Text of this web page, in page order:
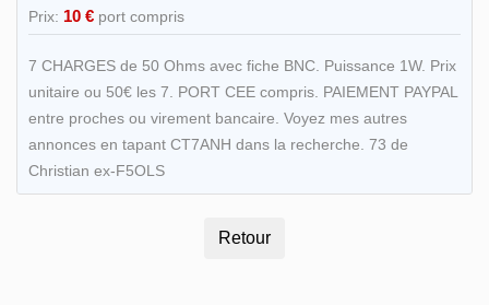
Prix: 10 € port compris
7 CHARGES de 50 Ohms avec fiche BNC. Puissance 1W. Prix
unitaire ou 50€ les 7. PORT CEE compris. PAIEMENT PAYPAL
entre proches ou virement bancaire. Voyez mes autres
annonces en tapant CT7ANH dans la recherche. 73 de
Christian ex-F5OLS